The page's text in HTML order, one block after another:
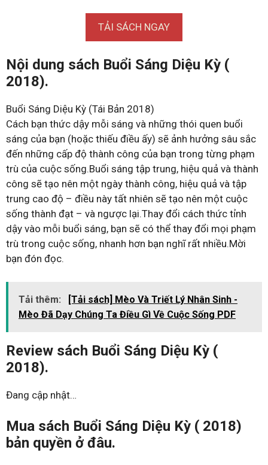
TẢI SÁCH NGAY
Nội dung sách Buổi Sáng Diệu Kỳ (
2018).
Buổi Sáng Diệu Kỳ (Tái Bản 2018)
Cách bạn thức dậy mỗi sáng và những thói quen buổi
sáng của bạn (hoặc thiếu điều ấy) sẽ ảnh hưởng sâu sắc
đến những cấp độ thành công của bạn trong từng phạm
trù của cuộc sống.Buổi sáng tập trung, hiệu quả và thành
công sẽ tạo nên một ngày thành công, hiệu quả và tập
trung cao độ – điều này tất nhiên sẽ tạo nên một cuộc
sống thành đạt – và ngược lại.Thay đổi cách thức tỉnh
dậy vào mỗi buổi sáng, bạn sẽ có thể thay đổi mọi phạm
trù trong cuộc sống, nhanh hơn bạn nghĩ rất nhiều.Mời
bạn đón đọc.
Tải thêm:
[Tải sách] Mèo Và Triết Lý Nhân Sinh -
Mèo Đã Dạy Chúng Ta Điều Gì Về Cuộc Sống PDF
Review sách Buổi Sáng Diệu Kỳ (
2018).
Đang cập nhật…
Mua sách Buổi Sáng Diệu Kỳ ( 2018)
bản quyền ở đâu.